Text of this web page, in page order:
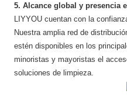
5. Alcance global y presencia
LIYYOU cuentan con la
Nuestra amplia red de
estén disponibles en los
minoristas y mayoristas el
soluciones de limpieza.